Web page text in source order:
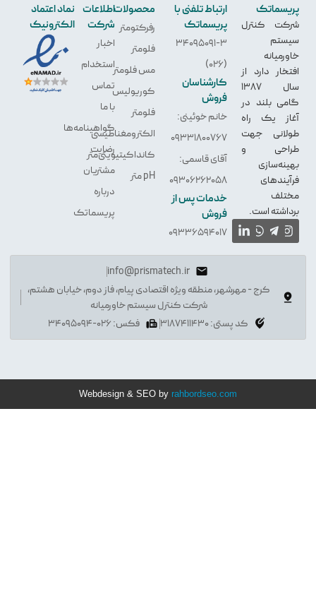
کنترل
دارد از
سال 1387
بلند در
یک راه
جهت
و
است.
ارتباط تلفنی با
پریسماتک
34095091-3
کارشناسان
فروش
خانم خوئینی:
09331800767
آقای قاسمی:
09306262058
خدمات پس از
فروش
09336594017
محصولات
رفرکتومتر
فلومتر
مس فلومتر
کوریولیس
فلومتر
الکترو‌مغناطیسی
کانداکیتیویتی‌متر
pH متر
اطلاعات
شرکت
اخبار
استخدام
تماس
با ما
گواهینامه‌ها
رضایت
مشتریان
پریسماتک
نماد اعتماد
الکترونیک
info@prismatech.ir
کرج - مهرشهر، منطقه ویژه اقتصادی پیام، فاز دوم، خیابان هشتم،
شرکت کنترل سیستم خاورمیانه
کد پستی: 3187411430
فکس: 026-34095094
Webdesign & SEO byrahbordseo.com